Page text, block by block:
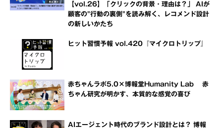
【vol.26】「クリックの背景・理由は？」 AIが
顧客の"行動の裏側"を読み解く、レコメンド設計
の新しいかたち
ヒット習慣予報 vol.420『マイクロトリップ』
赤ちゃんラボ5.0×博報堂Humanity Lab 赤
ちゃん研究が明かす、本質的な感覚の喜び
AIエージェント時代のブランド設計とは？ 博報